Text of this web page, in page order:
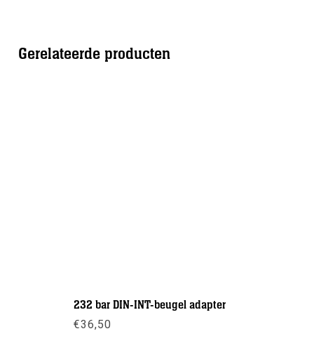
Gerelateerde producten
232 bar DIN-INT-beugel adapter
€36,50